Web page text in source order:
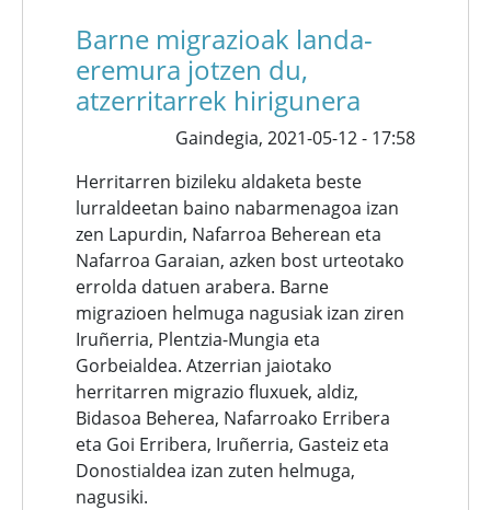
Barne migrazioak landa-
eremura jotzen du,
atzerritarrek hirigunera
Gaindegia, 2021-05-12 - 17:58
Herritarren bizileku aldaketa beste
lurraldeetan baino nabarmenagoa izan
zen Lapurdin, Nafarroa Beherean eta
Nafarroa Garaian, azken bost urteotako
errolda datuen arabera. Barne
migrazioen helmuga nagusiak izan ziren
Iruñerria, Plentzia-Mungia eta
Gorbeialdea. Atzerrian jaiotako
herritarren migrazio fluxuek, aldiz,
Bidasoa Beherea, Nafarroako Erribera
eta Goi Erribera, Iruñerria, Gasteiz eta
Donostialdea izan zuten helmuga,
nagusiki.